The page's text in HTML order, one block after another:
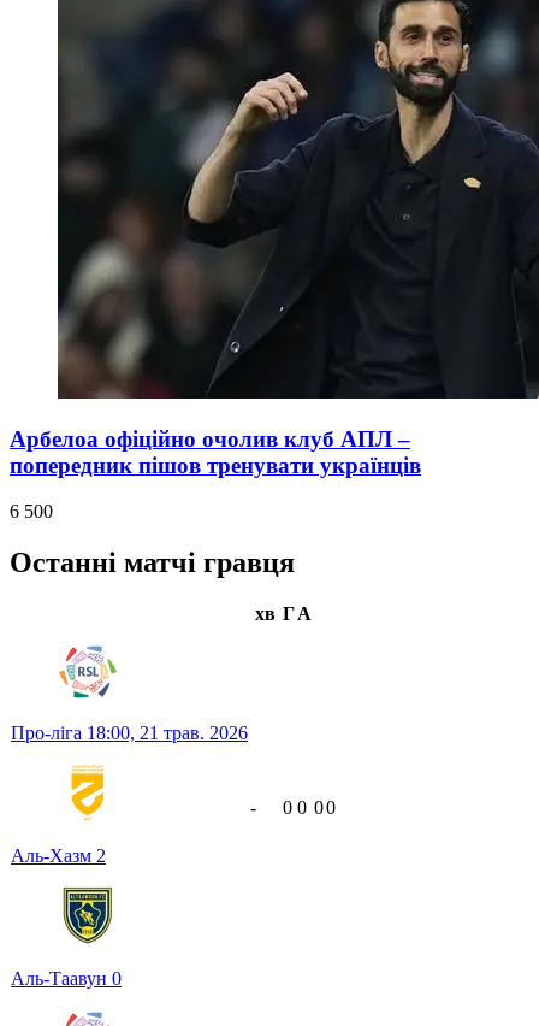
Арбелоа офіційно очолив клуб АПЛ –
попередник пішов тренувати українців
6 500
Останні матчі гравця
хв ГА
Про-ліга 18:00, 21 трав. 2026
Аль-Хазм 2
Аль-Таавун 0
- 0 0 00